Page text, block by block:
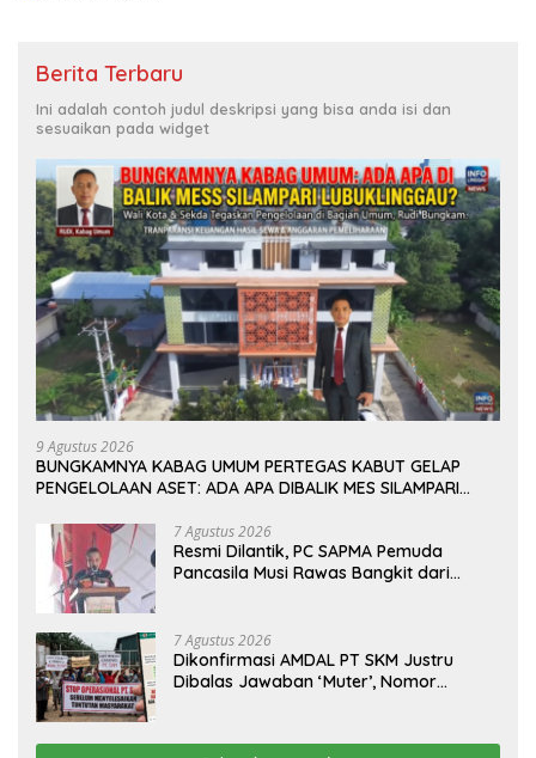
Berita Terbaru
Ini adalah contoh judul deskripsi yang bisa anda isi dan
sesuaikan pada widget
9 Agustus 2026
BUNGKAMNYA KABAG UMUM PERTEGAS KABUT GELAP
PENGELOLAAN ASET: ADA APA DIBALIK MES SILAMPARI
7 Agustus 2026
Resmi Dilantik, PC SAPMA Pemuda
Pancasila Musi Rawas Bangkit dari
7 Agustus 2026
Dikonfirmasi AMDAL PT SKM Justru
Dibalas Jawaban ‘Muter’, Nomor